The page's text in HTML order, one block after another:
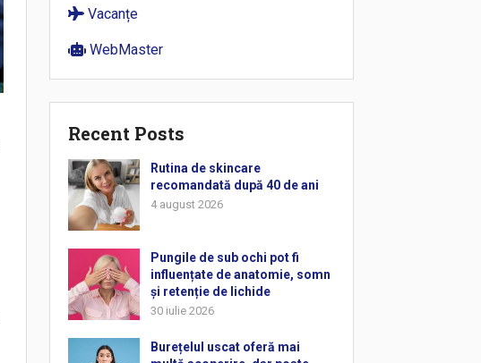
Vacanțe
WebMaster
Recent Posts
Rutina de skincare
recomandată după 40 de ani
4 august 2026
Pungile de sub ochi pot fi
influențate de anatomie, somn
și retenție de lichide
30 iulie 2026
Burețelul uscat oferă mai